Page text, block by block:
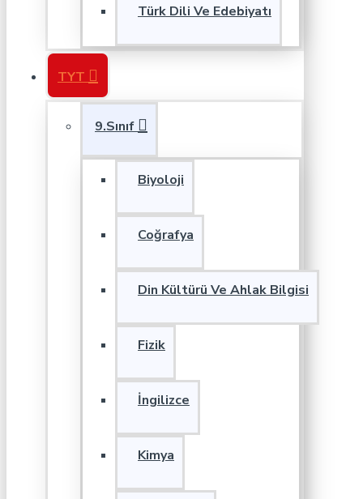
Türk Dili Ve Edebiyatı
TYT
9.Sınıf
Biyoloji
Coğrafya
Din Kültürü Ve Ahlak Bilgisi
Fizik
İngilizce
Kimya